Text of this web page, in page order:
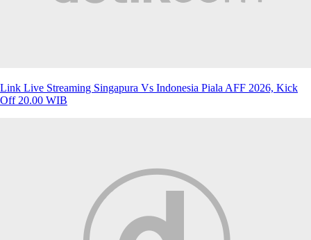
Link Live Streaming Singapura Vs Indonesia Piala AFF 2026, Kick
Off 20.00 WIB